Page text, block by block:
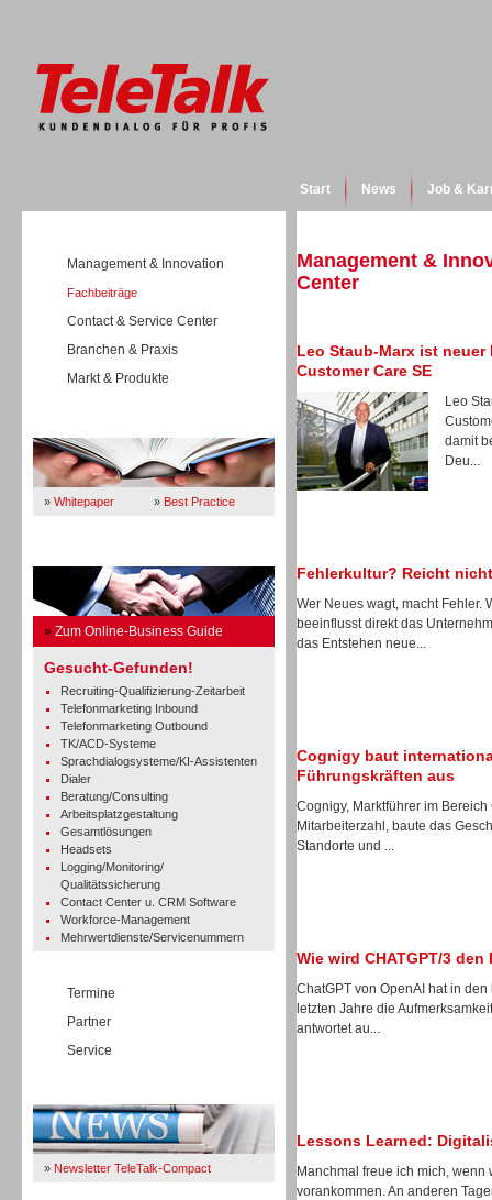
Start News Job &
Management & Innovation
Fachbeiträge
Contact & Service Center
Branchen & Praxis
Markt & Produkte
» Whitepaper » Best Practice
» Zum Online-Business Guide
Gesucht-Gefunden!
Recruiting-Qualifizierung-Zeitarbeit
Telefonmarketing Inbound
Telefonmarketing Outbound
TK/ACD-Systeme
Sprachdialogsysteme/KI-Assistenten
Dialer
Beratung/Consulting
Arbeitsplatzgestaltung
Gesamtlösungen
Headsets
Logging/Monitoring/
Qualitätssicherung
Contact Center u. CRM Software
Workforce-Management
Mehrwertdienste/Servicenummern
Termine
Partner
Service
» Newsletter TeleTalk-Compact
Management &
Center
Leo Staub-Marx ist
Customer Care SE
Leo
damit
Deu...
Fehlerkultur? Reicht
Wer Neues wagt, macht Fehler.
beeinflusst direkt das
das Entstehen neue...
Cognigy baut
Führungskräften aus
Cognigy, Marktführer im
Mitarbeiterzahl, baute das
Standorte und ...
Wie wird CHATGPT/3
ChatGPT von OpenAI hat in
letzten Jahre die
antwortet au...
Lessons Learned:
Manchmal freue ich mich,
vorankommen. An anderen